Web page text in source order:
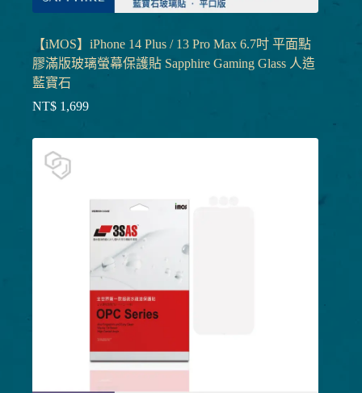
【iMOS】iPhone 14 Plus / 13 Pro Max 6.7吋 平面點
膠滿版玻璃螢幕保護貼 Sapphire Gaming Glass 人造
藍寶石
NT$ 1,699